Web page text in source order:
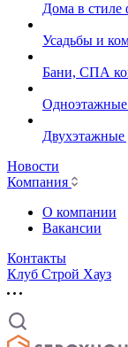
Дома в стиле
Усадьбы и
Бани, СПА
Одноэтажные
Двухэтажные
Новости
Компания
О компании
Вакансии
Контакты
Клуб Строй Хауз